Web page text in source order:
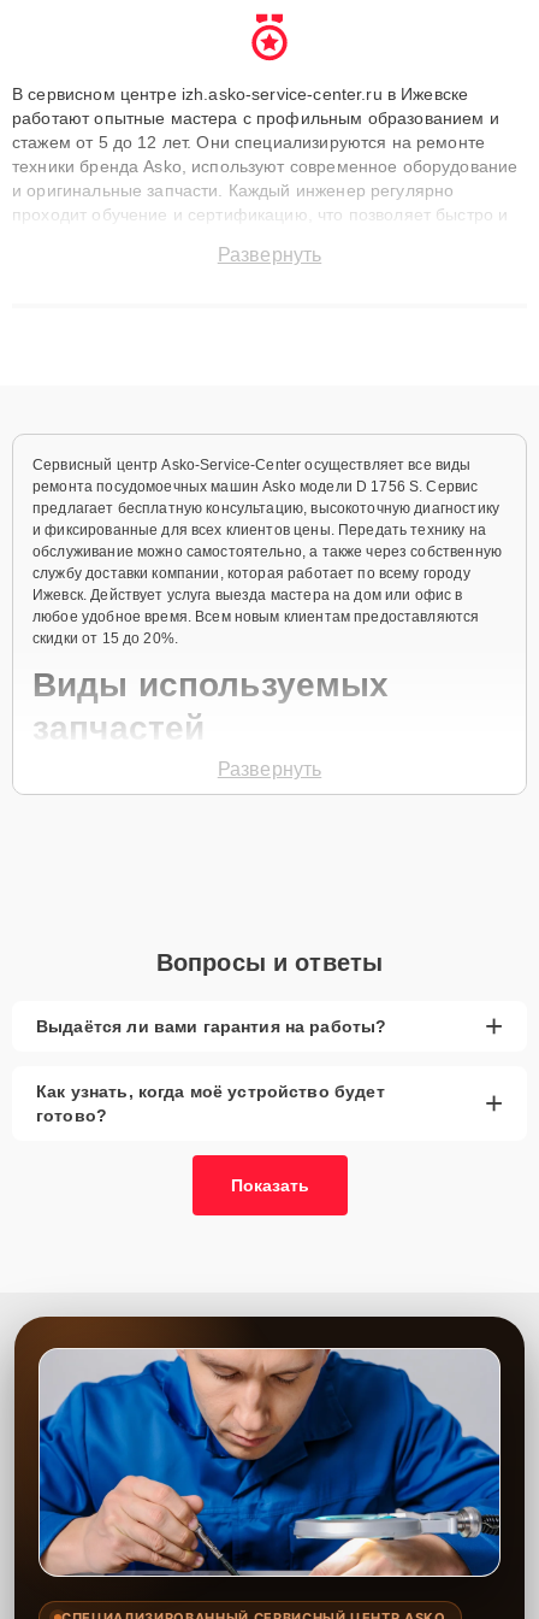
В сервисном центре izh.asko-service-center.ru в Ижевске
работают опытные мастера с профильным образованием и
стажем от 5 до 12 лет. Они специализируются на ремонте
техники бренда Asko, используют современное оборудование
и оригинальные запчасти. Каждый инженер регулярно
проходит обучение и сертификацию, что позволяет быстро и
сохранением гарантии до 3 лет. Наши мастера решают
Развернуть
Сервисный центр Asko-Service-Center осуществляет все виды
ремонта посудомоечных машин Asko модели D 1756 S. Сервис
предлагает бесплатную консультацию, высокоточную диагностику
и фиксированные для всех клиентов цены. Передать технику на
обслуживание можно самостоятельно, а также через собственную
службу доставки компании, которая работает по всему городу
Ижевск. Действует услуга выезда мастера на дом или офис в
любое удобное время. Всем новым клиентам предоставляются
скидки от 15 до 20%.
Виды используемых
запчастей
Для ремонта посудомоечной машины модели D 1756 S
активное использование устройства дольше
запчастей.
рассмотреть вариант с использованием
качественного аналога брендовой детали.
высококачественные запчасти, будь это 100% оригинал, или
надежные аналоги проверенных и зарекомендовавших себя
Позвонить по телефону горячей линии или
запросить обратный звонок через Форму заявки
для быстрого уточнения деталей.
Привезти устройство в ближайший центр или
передать аппарат курьеру службы доставки,
дождаться результатов диагностики и принять
решение.
Дождаться оповещения о готовности и забрать
устройство самостоятельно или воспользоваться
курьерской доставкой.
Развернуть
Вопросы и ответы
Выдаётся ли вами гарантия на работы? +
Как узнать, когда моё устройство будет
готово?
+
Показать